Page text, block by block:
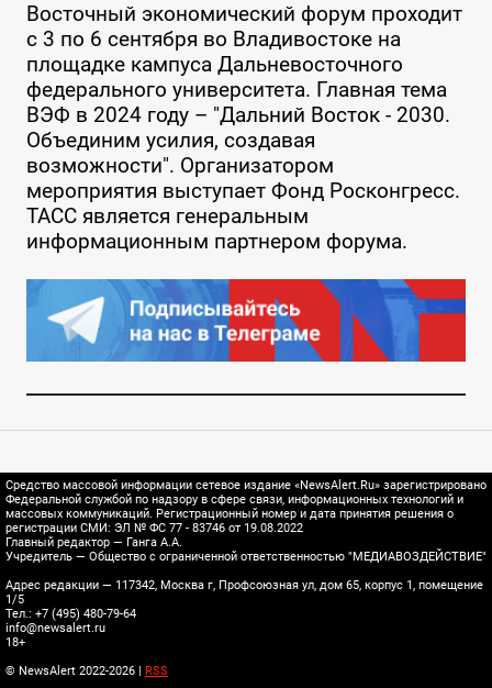
Восточный экономический форум проходит
с 3 по 6 сентября во Владивостоке на
площадке кампуса Дальневосточного
федерального университета. Главная тема
ВЭФ в 2024 году – "Дальний Восток - 2030.
Объединим усилия, создавая
возможности". Организатором
мероприятия выступает Фонд Росконгресс.
ТАСС является генеральным
информационным партнером форума.
Средство массовой информации сетевое издание «NewsAlert.Ru» зарегистрировано
Федеральной службой по надзору в сфере связи, информационных технологий и
массовых коммуникаций. Регистрационный номер и дата принятия решения о
регистрации СМИ: ЭЛ № ФС 77 - 83746 от 19.08.2022
Главный редактор — Ганга А.А.
Учредитель — Общество с ограниченной ответственностью "МЕДИАВОЗДЕЙСТВИЕ"
Адрес редакции — 117342, Москва г, Профсоюзная ул, дом 65, корпус 1, помещение
1/5
Тел.: +7 (495) 480-79-64
info@newsalert.ru
18+
© NewsAlert 2022-2026 |
RSS